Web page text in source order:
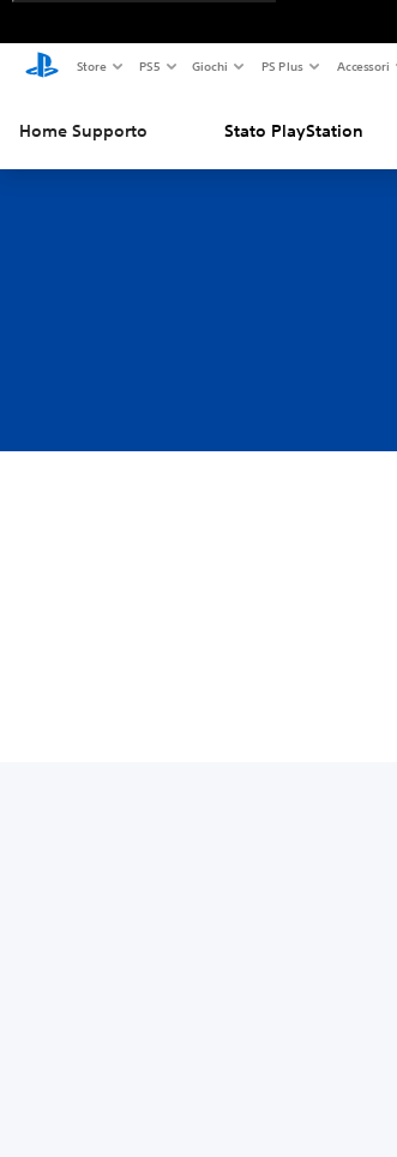
Store PS5 Giochi PS Plus Accessori
Home Supporto Stato PlayStation